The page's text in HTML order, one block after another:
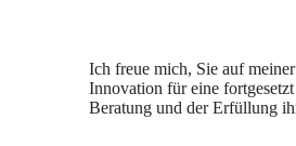
Ich freue mich, Sie auf
Innovation für eine
Beratung und der Erfüllung